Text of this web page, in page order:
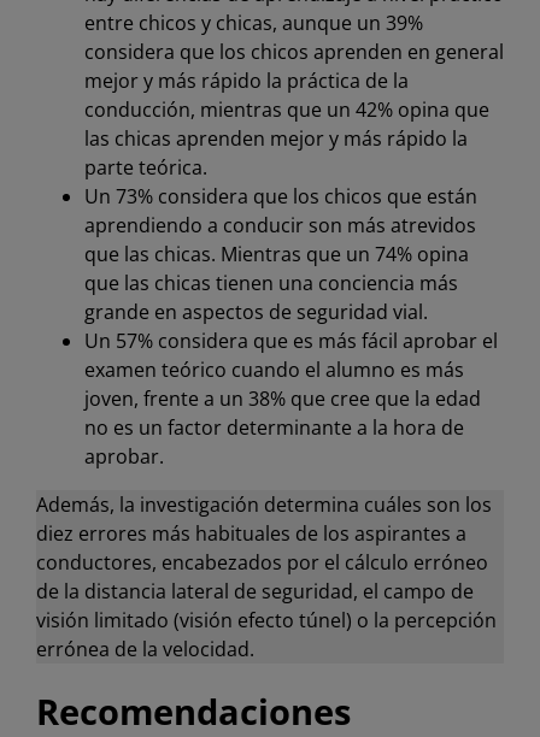
entre chicos y chicas, aunque un 39%
considera que los chicos aprenden en general
mejor y más rápido la práctica de la
conducción, mientras que un 42% opina que
las chicas aprenden mejor y más rápido la
parte teórica.
Un 73% considera que los chicos que están
aprendiendo a conducir son más atrevidos
que las chicas. Mientras que un 74% opina
que las chicas tienen una conciencia más
grande en aspectos de seguridad vial.
Un 57% considera que es más fácil aprobar el
examen teórico cuando el alumno es más
joven, frente a un 38% que cree que la edad
no es un factor determinante a la hora de
aprobar.
Además, la investigación determina cuáles son los
diez errores más habituales de los aspirantes a
conductores, encabezados por el cálculo erróneo
de la distancia lateral de seguridad, el campo de
visión limitado (visión efecto túnel) o la percepción
errónea de la velocidad.
Recomendaciones